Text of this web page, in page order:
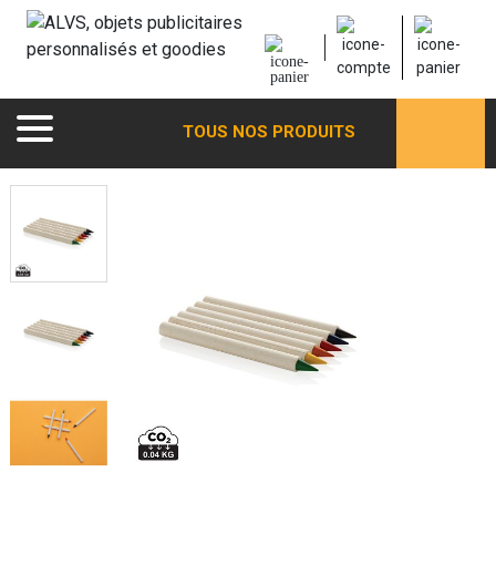
TOUS NOS PRODUITS